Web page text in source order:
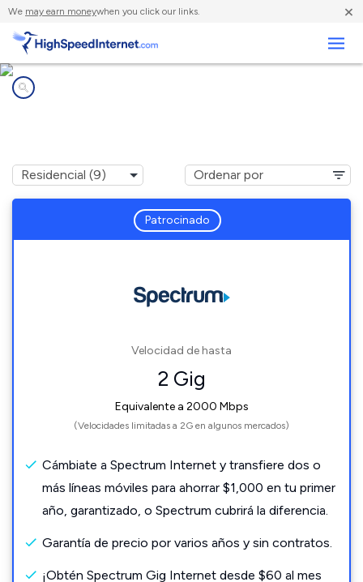
We may earn moneywhen you click our links. ×
Patrocinado
Velocidad de hasta
2 Gig
Equivalente a 2000 Mbps
(Velocidades limitadas a 2G en algunos mercados)
Cámbiate a Spectrum Internet y transfiere dos o
más líneas móviles para ahorrar $1,000 en tu primer
año, garantizado, o Spectrum cubrirá la diferencia.
Garantía de precio por varios años y sin contratos.
¡Obtén Spectrum Gig Internet desde $60 al mes